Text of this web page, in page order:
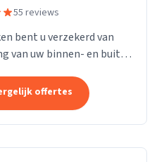
55 reviews
bent u verzekerd van
van uw binnen- en buiten
alles daar tussen in.
offertes